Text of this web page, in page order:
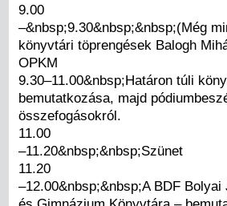
9.00
–&nbsp;9.30&nbsp;&nbsp;(Még
könyvtári töprengések Balogh
OPKM
9.30–11.00&nbsp;Határon túli
bemutatkozása, majd
összefogásokról.
11.00
–11.20&nbsp;&nbsp;Szünet
11.20
–12.00&nbsp;&nbsp;A BDF